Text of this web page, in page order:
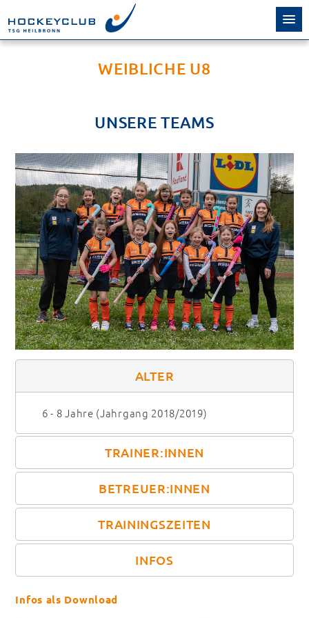
WEIBLICHE U8
UNSERE TEAMS
ALTER
6 - 8 Jahre (Jahrgang 2018/2019)
TRAINER:INNEN
BETREUER:INNEN
TRAININGSZEITEN
INFOS
Infos als Download